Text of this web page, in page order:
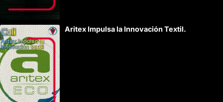
Aritex Impulsa la Innovación Textil.